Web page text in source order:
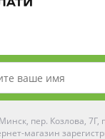
пер. Козлова,
магазин